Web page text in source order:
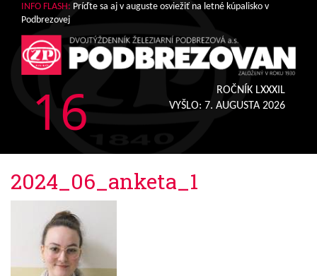
INFO FLASH: Príďte sa aj v auguste osviežiť na letné kúpalisko v
Podbrezovej
16
ROČNÍK LXXXIL
VYŠLO: 7. AUGUSTA 2026
2024_06_anketa_1